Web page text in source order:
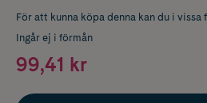
För att kunna köpa denna kan du i
Ingår ej i förmån
99,41 kr